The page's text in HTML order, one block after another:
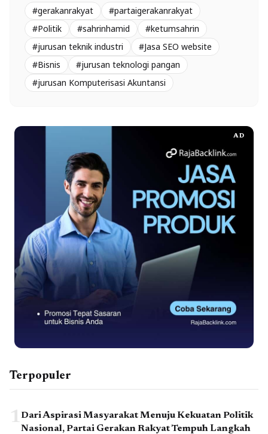
#gerakanrakyat
#partaigerakanrakyat
#Politik
#sahrinhamid
#ketumsahrin
#jurusan teknik industri
#Jasa SEO website
#Bisnis
#jurusan teknologi pangan
#jurusan Komputerisasi Akuntansi
AD
Terpopuler
1 Dari Aspirasi Masyarakat Menuju Kekuatan Politik
Nasional, Partai Gerakan Rakyat Tempuh Langkah